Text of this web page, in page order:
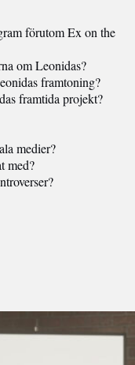
förutom Ex on the
om Leonidas?
framtoning?
framtida projekt?
medier?
med?